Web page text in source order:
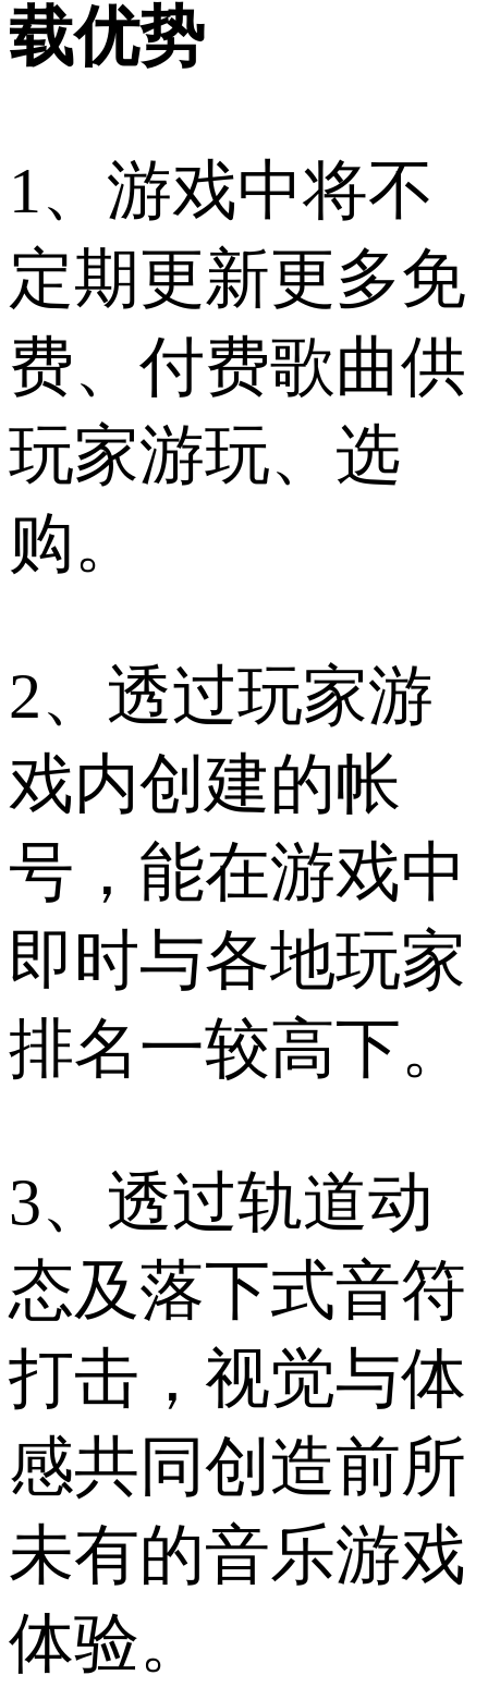
载优势
1、游戏中将不
定期更新更多免
费、付费歌曲供
玩家游玩、选
购。
2、透过玩家游
戏内创建的帐
号，能在游戏中
即时与各地玩家
排名一较高下。
3、透过轨道动
态及落下式音符
打击，视觉与体
感共同创造前所
未有的音乐游戏
体验。